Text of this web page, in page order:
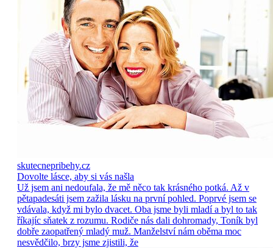
skutecnepribehy.cz
Dovolte lásce, aby si vás našla
Už jsem ani nedoufala, že mě něco tak krásného potká. Až v
pětapadesáti jsem zažila lásku na první pohled. Poprvé jsem se
vdávala, když mi bylo dvacet. Oba jsme byli mladí a byl to tak
říkajíc sňatek z rozumu. Rodiče nás dali dohromady, Toník byl
dobře zaopatřený mladý muž. Manželství nám oběma moc
nesvědčilo, brzy jsme zjistili, že